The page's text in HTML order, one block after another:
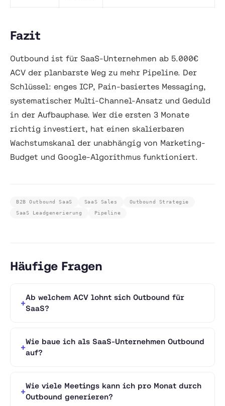
Fazit
Outbound ist für SaaS-Unternehmen ab 5.000€
ACV der planbarste Weg zu mehr Pipeline. Der
Schlüssel: enges ICP, Pain-basiertes Messaging,
systematischer Multi-Channel-Ansatz und Geduld
in der Aufbauphase. Wer die ersten 3 Monate
richtig investiert, hat einen skalierbaren
Wachstumskanal der unabhängig von Marketing-
Budget und Google-Algorithmus funktioniert.
B2B Outbound SaaS SaaS Sales
Outbound Strategie
SaaS Leadgenerierung
Pipeline
Häufige Fragen
Ab welchem ACV lohnt sich Outbound für
SaaS?
Wie baue ich als SaaS-Unternehmen Outbound
auf?
Wie viele Meetings kann ich pro Monat durch
Outbound generieren?